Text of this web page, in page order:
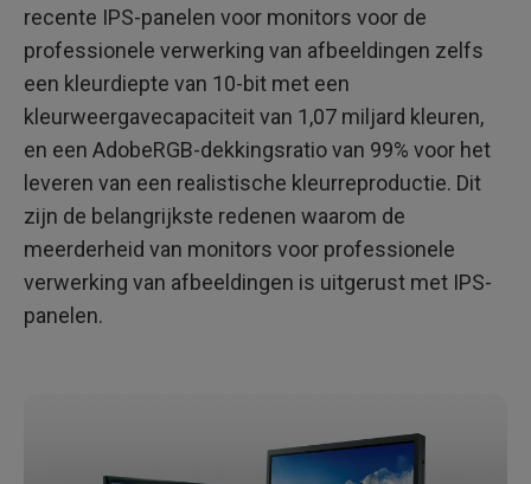
recente IPS-panelen voor monitors voor de
professionele verwerking van afbeeldingen zelfs
een kleurdiepte van 10-bit met een
kleurweergavecapaciteit van 1,07 miljard kleuren,
en een AdobeRGB-dekkingsratio van 99% voor het
leveren van een realistische kleurreproductie. Dit
zijn de belangrijkste redenen waarom de
meerderheid van monitors voor professionele
verwerking van afbeeldingen is uitgerust met IPS-
panelen.